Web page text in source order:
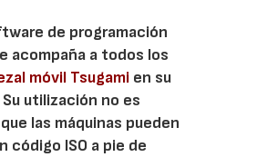
de programación
acompaña a todos los
móvil Tsugami en su
utilización no es
las máquinas pueden
código ISO a pie de